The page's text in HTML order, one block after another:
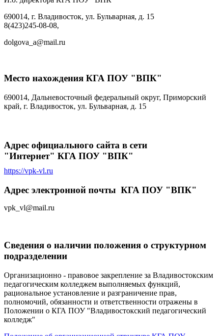
690014, г. Владивосток, ул. Бульварная, д. 15
8(423)245-08-08,
dolgova_a@mail.ru
Место нахождения КГА ПОУ "ВПК"
690014, Дальневосточный федеральный округ, Приморский
край, г. Владивосток, ул. Бульварная, д. 15
Адрес официального сайта в сети
"Интернет" КГА ПОУ "ВПК"
https://vpk-vl.ru
Адрес электронной почты КГА ПОУ "ВПК"
vpk_vl@mail.ru
Сведения о наличии положения о структурном
подразделении
Организационно - правовое закрепление за Владивостокским
педагогическим колледжем выполняемых функций,
рациональное установление и разграничение прав,
полномочий, обязанности и ответственности отражены в
Положении о КГА ПОУ "Владивостокский педагогический
колледж"